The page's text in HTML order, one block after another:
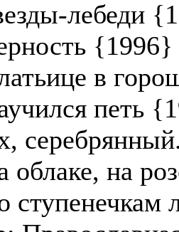
лебеди
в
петь
облаке, на
ступенечкам